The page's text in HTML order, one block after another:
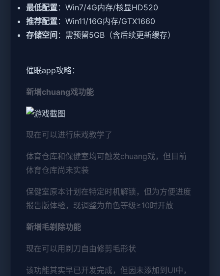
​最低配置​​：Win7/4G内存/核显HD520
​推荐配置​​：Win11/16G内存/GTX1660
​存储空间​ ​：需预留5GB（含后续更新缓存）
催眠app攻略：
新增chuang戏功能
现在可以进行床戏教学了
体育仓库和保健室均可触发chuang戏，但目前
体育仓库尚未实装
保健室原本计划在特定时机解锁，但为方便进度
报告版体验，现调整为角色等级≥10时开放
新增毛剃除功能
现在可以用剃刀自由修剪毛形状
该功能其实早已开发完成，但因未添加到UI中，